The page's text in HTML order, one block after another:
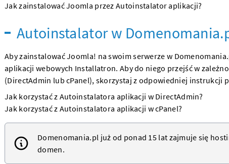
Jak zainstalować Joomla przez Autoinstalator aplikacji?
Autoinstalator w
Aby zainstalować Joomla! na swoimserwerze w
aplikacji webowych Installatron. Aby do niego przejść w
(DirectAdmin lub cPanel), skorzystaj z odpowiedniej instrukcji
Jak korzystać z Autoinstalatora aplikacji w DirectAdmin?
Jak korzystać z Autoinstalatora aplikacji w cPanel?
Domenomania.pl już od ponad 15 lat zajmuje się
domen.